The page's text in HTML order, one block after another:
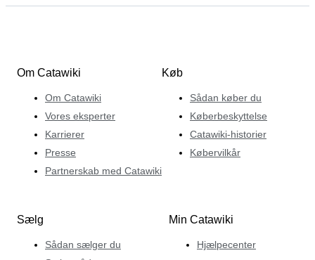
Om Catawiki
Om Catawiki
Vores eksperter
Karrierer
Presse
Partnerskab med Catawiki
Køb
Sådan køber du
Køberbeskyttelse
Catawiki-historier
Købervilkår
Sælg
Sådan sælger du
Min Catawiki
Hjælpecenter